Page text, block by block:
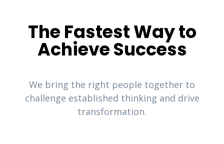
The Fastest Way to
Achieve Success
We bring the right people together to
challenge established thinking and drive
transformation.